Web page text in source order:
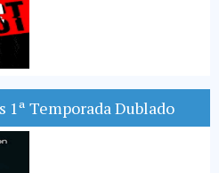
Temporada Dublado